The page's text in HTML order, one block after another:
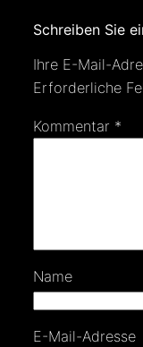
Schreiben Sie
Ihre E-Mail-
Erforderliche
Kommentar *
Name
E-Mail-Adresse